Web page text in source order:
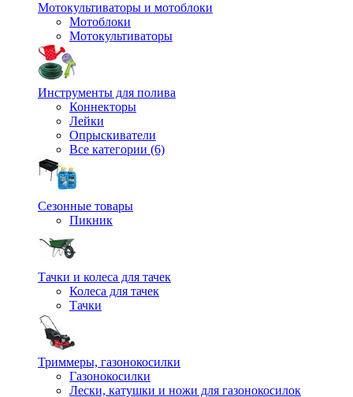
Мотокультиваторы и мотоблоки
Мотоблоки
Мотокультиваторы
Инструменты для полива
Коннекторы
Лейки
Опрыскиватели
Все категории (6)
Сезонные товары
Пикник
Тачки и колеса для тачек
Колеса для тачек
Тачки
Триммеры, газонокосилки
Газонокосилки
Лески, катушки и ножи для газонокосилок